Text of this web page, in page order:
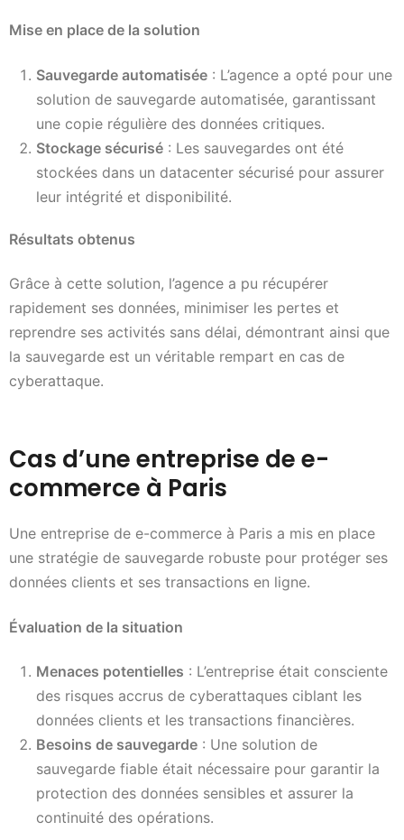
Mise en place de la solution
Sauvegarde automatisée : L’agence a opté pour une
solution de sauvegarde automatisée, garantissant
une copie régulière des données critiques.
Stockage sécurisé : Les sauvegardes ont été
stockées dans un datacenter sécurisé pour assurer
leur intégrité et disponibilité.
Résultats obtenus
Grâce à cette solution, l’agence a pu récupérer
rapidement ses données, minimiser les pertes et
reprendre ses activités sans délai, démontrant ainsi que
la sauvegarde est un véritable rempart en cas de
cyberattaque.
Cas d’une entreprise de e-
commerce à Paris
Une entreprise de e-commerce à Paris a mis en place
une stratégie de sauvegarde robuste pour protéger ses
données clients et ses transactions en ligne.
Évaluation de la situation
Menaces potentielles : L’entreprise était consciente
des risques accrus de cyberattaques ciblant les
données clients et les transactions financières.
Besoins de sauvegarde : Une solution de
sauvegarde fiable était nécessaire pour garantir la
protection des données sensibles et assurer la
continuité des opérations.